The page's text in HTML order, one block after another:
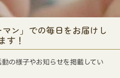
ン」での毎日をお届けし
ます！
の様子やお知らせを掲載してい